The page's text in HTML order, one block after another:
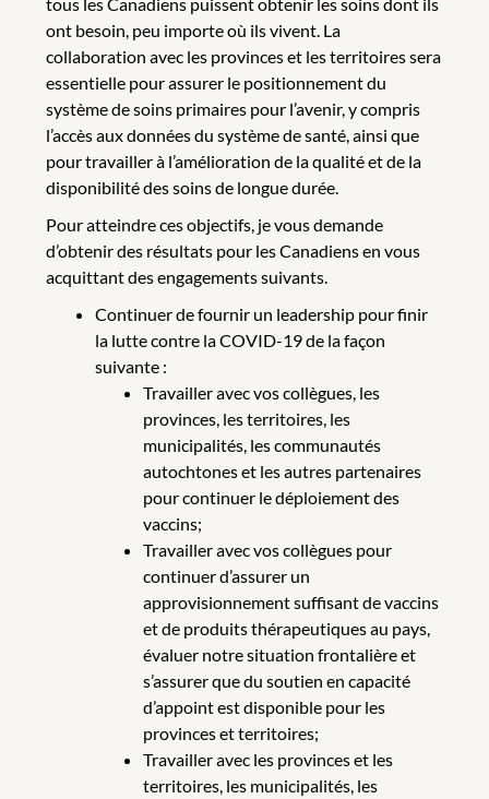
ont besoin, peu importe où ils vivent. La
collaboration avec les provinces et les territoires sera
essentielle pour assurer le positionnement du
système de soins primaires pour l’avenir, y compris
l’accès aux données du système de santé, ainsi que
pour travailler à l’amélioration de la qualité et de la
disponibilité des soins de longue durée.
Pour atteindre ces objectifs, je vous demande
d’obtenir des résultats pour les Canadiens en vous
acquittant des engagements suivants.
Continuer de fournir un leadership pour finir
la lutte contre la COVID-19 de la façon
suivante :
Travailler avec vos collègues, les
provinces, les territoires, les
municipalités, les communautés
autochtones et les autres partenaires
pour continuer le déploiement des
vaccins;
Travailler avec vos collègues pour
continuer d’assurer un
approvisionnement suffisant de vaccins
et de produits thérapeutiques au pays,
évaluer notre situation frontalière et
s’assurer que du soutien en capacité
d’appoint est disponible pour les
provinces et territoires;
Travailler avec les provinces et les
territoires, les municipalités, les